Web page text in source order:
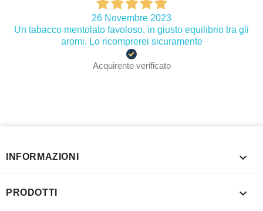
26 Novembre 2023
Un tabacco mentolato favoloso, in giusto equilibrio tra gli
aromi. Lo ricomprerei sicuramente
Acquirente verificato
INFORMAZIONI 
PRODOTTI 